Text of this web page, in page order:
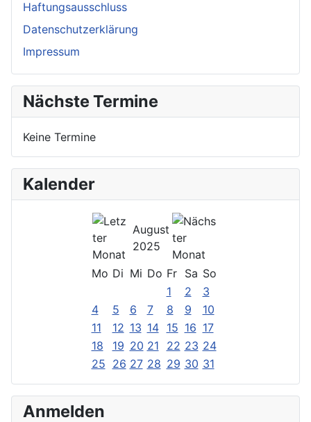
Haftungsausschluss
Datenschutzerklärung
Impressum
Nächste Termine
Keine Termine
Kalender
August
2025
Mo Di Mi Do Fr Sa So
1
2
3
4
5 6 7 8 9
10
11
12 13 14 15 16 17
18
19 20 21 22 23 24
25 26 27 28 29 30 31
Anmelden